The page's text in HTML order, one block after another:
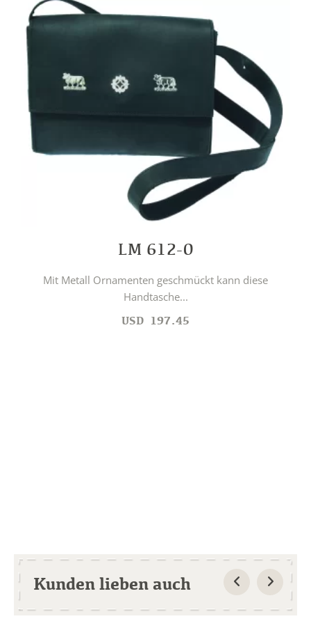
LM 612-0
Mit Metall Ornamenten geschmückt kann diese
Handtasche...
USD 197.45
Kunden lieben auch